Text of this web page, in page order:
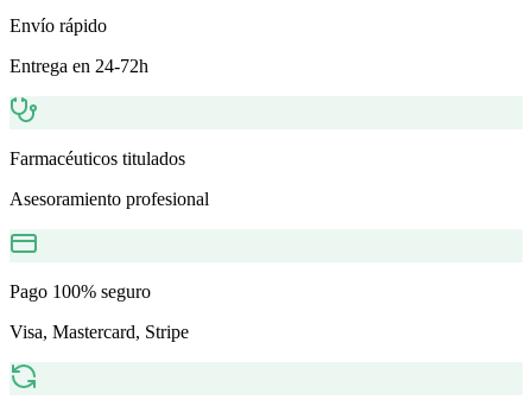
Envío rápido
Entrega en 24-72h
Farmacéuticos titulados
Asesoramiento profesional
Pago 100% seguro
Visa, Mastercard, Stripe